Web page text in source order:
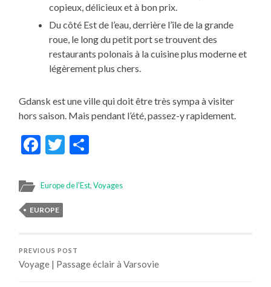
copieux, délicieux et à bon prix.
Du côté Est de l’eau, derrière l’île de la grande
roue, le long du petit port se trouvent des
restaurants polonais à la cuisine plus moderne et
légèrement plus chers.
Gdansk est une ville qui doit être très sympa à visiter
hors saison. Mais pendant l’été, passez-y rapidement.
Facebook
Twitter
Europe de l'Est,Voyages
EUROPE
PREVIOUS POST
Voyage | Passage éclair à Varsovie